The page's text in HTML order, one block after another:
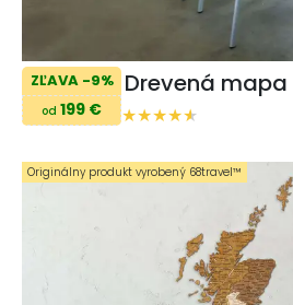
ZĽAVA -9%
od 199 €
Drevená mapa
Originálny produkt vyrobený 68travel™️